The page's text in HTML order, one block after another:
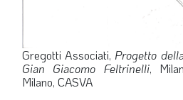
Gregotti Associati, Progetto
Gian Giacomo Feltrinelli,
Milano, CASVA